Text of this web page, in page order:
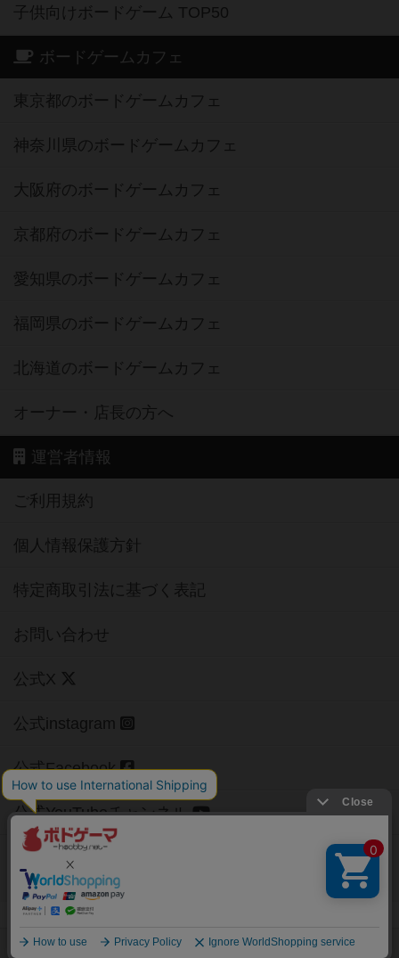
子供向けボードゲーム TOP50
ボードゲームカフェ
東京都のボードゲームカフェ
神奈川県のボードゲームカフェ
大阪府のボードゲームカフェ
京都府のボードゲームカフェ
愛知県のボードゲームカフェ
福岡県のボードゲームカフェ
北海道のボードゲームカフェ
オーナー・店長の方へ
運営者情報
ご利用規約
個人情報保護方針
特定商取引法に基づく表記
お問い合わせ
公式X
公式instagram
公式Facebook
公式YouTubeチャンネル